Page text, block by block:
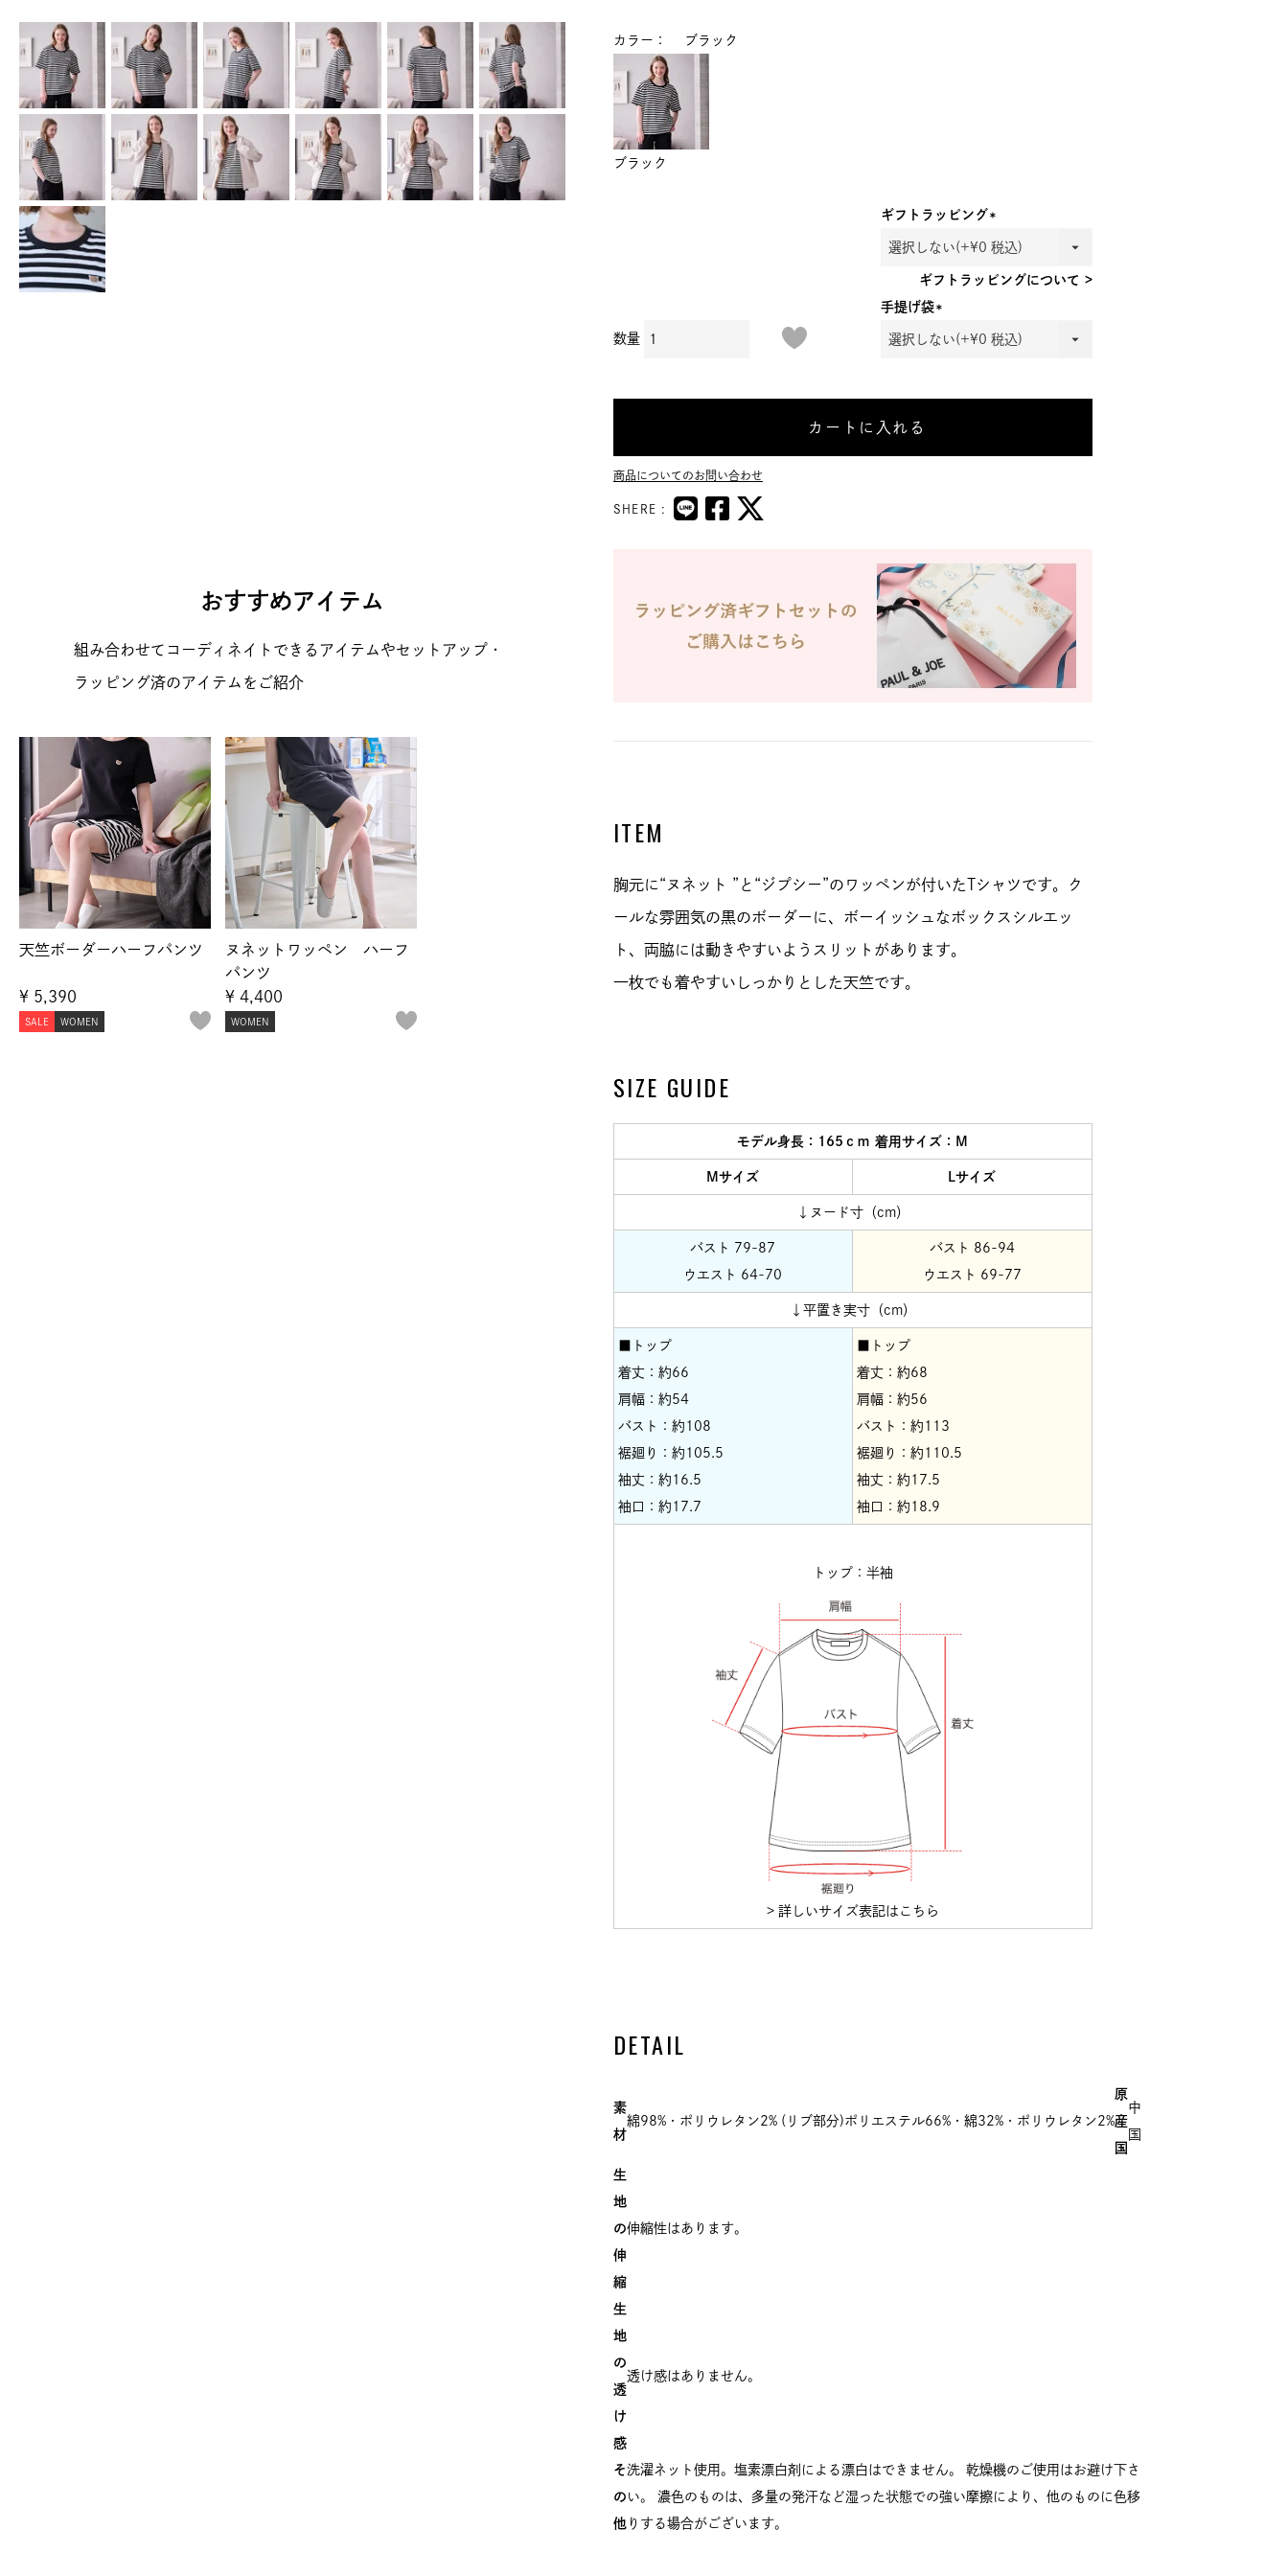
カラー ブラック
ブラック
ギフトラッピング
(必
ギフトラッピングについて >
手提げ袋
(必
カートに入れる
商品についてのお問い合わせ
SHERE :
おすすめアイテム
組み合わせてコーディネイトできるアイテムやセットアップ・
ラッピング済のアイテムをご紹介
天竺ボーダーハーフパンツ
SALE WOMEN
¥ 5,390
ヌネットワッペン ハーフ
パンツ
WOMEN
¥ 4,400
ITEM
胸元に“ヌネット ”と“ジプシー”のワッペンが付いたTシャツです。ク
ールな雰囲気の黒のボーダーに、ボーイッシュなボックスシルエッ
ト、両脇には動きやすいようスリットがあります。
一枚でも着やすいしっかりとした天竺です。
SIZE GUIDE
モデル身長：165ｃｍ 着用サイズ：M
Mサイズ Lサイズ
↓ヌード寸（cm）
バスト 79-87
ウエスト 64-70
バスト 86-94
ウエスト 69-77
↓平置き実寸（cm）
■トップ
着丈：約66
肩幅：約54
バスト：約108
裾廻り：約105.5
袖丈：約16.5
袖口：約17.7
■トップ
着丈：約68
肩幅：約56
バスト：約113
裾廻り：約110.5
袖丈：約17.5
袖口：約18.9
トップ：半袖
> 詳しいサイズ表記はこちら
DETAIL
素
材
綿98%・ポリウレタン2% (リブ部分)ポリエステル66%・綿32%・ポリウレタン2%
原
産
国
中
国
生
地
の
伸
縮
伸縮性はあります。
生
地
の
透
け
感
透け感はありません。
そ
の
他
洗濯ネット使用。塩素漂白剤による漂白はできません。 乾燥機のご使用はお避け下さ
い。 濃色のものは、多量の発汗など湿った状態での強い摩擦により、他のものに色移
りする場合がございます。